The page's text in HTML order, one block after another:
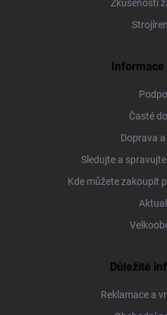
Zkušenosti
Časté
Doprava
Sledujte a
Kde můžete zakoupit
Důležité
Reklamace a